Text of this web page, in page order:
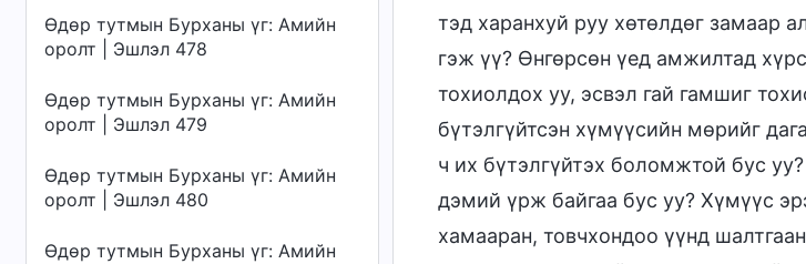
Өдөр тутмын Бурханы үг: Амийн
оролт | Эшлэл 478
Өдөр тутмын Бурханы үг: Амийн
оролт | Эшлэл 479
Өдөр тутмын Бурханы үг: Амийн
оролт | Эшлэл 480
Өдөр тутмын Бурханы үг: Амийн
тэд харанхуй руу хөтөлдөг замаар
гэж үү? Өнгөрсөн үед амжилтад
тохиолдох уу, эсвэл гай гамшиг
бүтэлгүйтсэн хүмүүсийн мөрийг
ч их бүтэлгүйтэх боломжтой бус
дэмий үрж байгаа бус уу? Хүмүүс
хамааран, товчхондоо үүнд